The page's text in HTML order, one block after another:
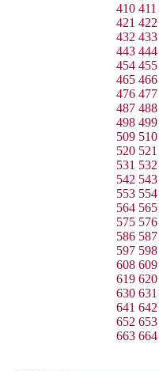
410 411
421 422
432 433
443 444
454 455
465 466
476 477
487 488
498 499
509 510
520 521
531 532
542 543
553 554
564 565
575 576
586 587
597 598
608 609
619 620
630 631
641 642
652 653
663 664